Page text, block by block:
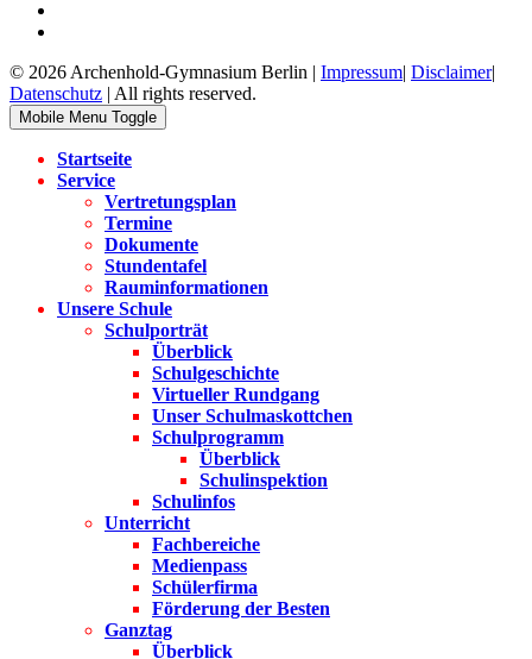
© 2026 Archenhold-Gymnasium Berlin | Impressum| Disclaimer|
Datenschutz | All rights reserved.
Mobile Menu Toggle
Startseite
Service
Vertretungsplan
Termine
Dokumente
Stundentafel
Rauminformationen
Unsere Schule
Schulporträt
Überblick
Schulgeschichte
Virtueller Rundgang
Unser Schulmaskottchen
Schulprogramm
Überblick
Schulinspektion
Schulinfos
Unterricht
Fachbereiche
Medienpass
Schülerfirma
Förderung der Besten
Ganztag
Überblick